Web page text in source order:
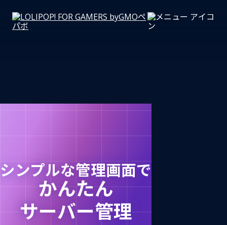
シンプルな管理画面で
かんたん
サーバー管理